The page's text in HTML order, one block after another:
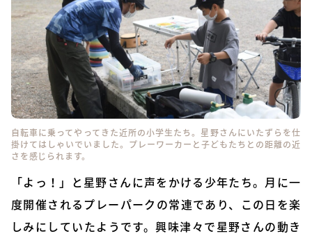
自転車に乗ってやってきた近所の小学生たち。星野さんにいたずらを仕
掛けてはしゃいでいました。プレーワーカーと子どもたちとの距離の近
さを感じられます。
「よっ！」と星野さんに声をかける少年たち。月に一
度開催されるプレーパークの常連であり、この日を楽
しみにしていたようです。興味津々で星野さんの動き